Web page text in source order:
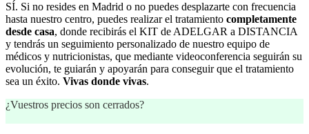
SÍ. Si no resides en Madrid o no puedes desplazarte con frecuencia
hasta nuestro centro, puedes realizar el tratamiento completamente
desde casa, donde recibirás el KIT de ADELGAR a DISTANCIA
y tendrás un seguimiento personalizado de nuestro equipo de
médicos y nutricionistas, que mediante videoconferencia seguirán su
evolución, te guiarán y apoyarán para conseguir que el tratamiento
sea un éxito. Vivas donde vivas.
¿Vuestros precios son cerrados?